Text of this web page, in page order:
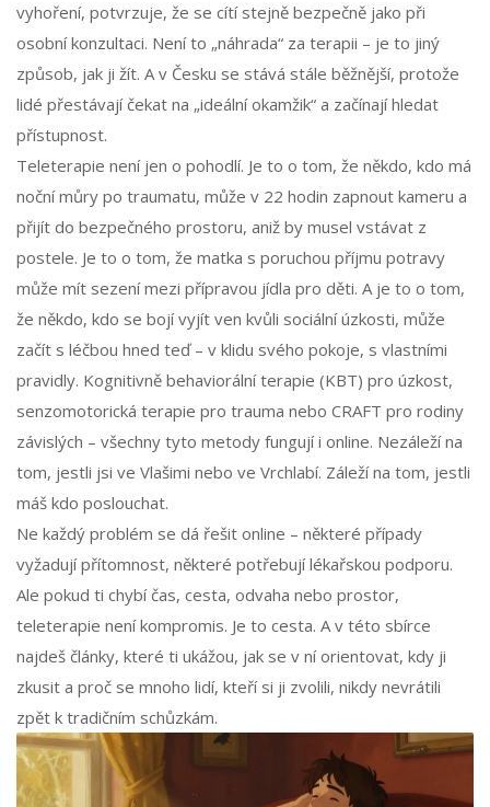
vyhoření, potvrzuje, že se cítí stejně bezpečně jako při
osobní konzultaci. Není to „náhrada“ za terapii – je to jiný
způsob, jak ji žít. A v Česku se stává stále běžnější, protože
lidé přestávají čekat na „ideální okamžik“ a začínají hledat
přístupnost.
Teleterapie není jen o pohodlí. Je to o tom, že někdo, kdo má
noční můry po traumatu, může v 22 hodin zapnout kameru a
přijít do bezpečného prostoru, aniž by musel vstávat z
postele. Je to o tom, že matka s poruchou příjmu potravy
může mít sezení mezi přípravou jídla pro děti. A je to o tom,
že někdo, kdo se bojí vyjít ven kvůli sociální úzkosti, může
začít s léčbou hned teď – v klidu svého pokoje, s vlastními
pravidly. Kognitivně behaviorální terapie (KBT) pro úzkost,
senzomotorická terapie pro trauma nebo CRAFT pro rodiny
závislých – všechny tyto metody fungují i online. Nezáleží na
tom, jestli jsi ve Vlašimi nebo ve Vrchlabí. Záleží na tom, jestli
máš kdo poslouchat.
Ne každý problém se dá řešit online – některé případy
vyžadují přítomnost, některé potřebují lékařskou podporu.
Ale pokud ti chybí čas, cesta, odvaha nebo prostor,
teleterapie není kompromis. Je to cesta. A v této sbírce
najdeš články, které ti ukážou, jak se v ní orientovat, kdy ji
zkusit a proč se mnoho lidí, kteří si ji zvolili, nikdy nevrátili
zpět k tradičním schůzkám.